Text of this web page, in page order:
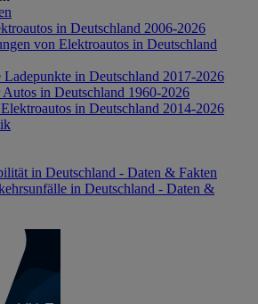
in Deutschland 2006-2026
von Elektroautos in Deutschland
in Deutschland 2017-2026
in Deutschland 1960-2026
in Deutschland 2014-2026
in Deutschland - Daten & Fakten
in Deutschland - Daten &